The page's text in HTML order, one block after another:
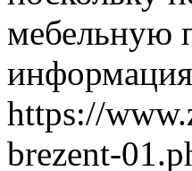
мебельную
информация
https://
brezent-